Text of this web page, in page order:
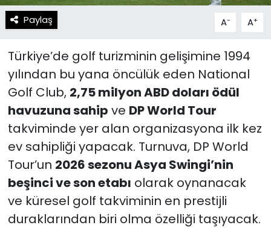
Paylaş A- A+
Türkiye’de golf turizminin gelişimine 1994
yılından bu yana öncülük eden National
Golf Club, 2,75 milyon ABD doları ödül
havuzuna sahip ve DP World Tour
takviminde yer alan organizasyona ilk kez
ev sahipliği yapacak. Turnuva, DP World
Tour’un 2026 sezonu Asya Swingi’nin
beşinci ve son etabı olarak oynanacak
ve küresel golf takviminin en prestijli
duraklarından biri olma özelliği taşıyacak.